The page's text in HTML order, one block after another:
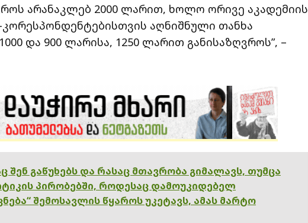
არანაკლებ 2000 ლარით, ხოლო ორივე აკადემიის
აღნიშნული თანხა
და 900 ლარისა, 1250 ლარით განისაზღვროს”, –
შენ გაწუხებს და რასაც მთავრობა გიმალავს, თუმცა
პირობებში, როდესაც დამოუკიდებელ
შემოსავლის წყაროს უკეტავს, ამას მარტო